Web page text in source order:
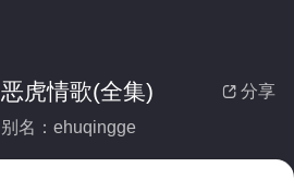
 分享
恶虎情歌(全集)
别名：ehuqingge